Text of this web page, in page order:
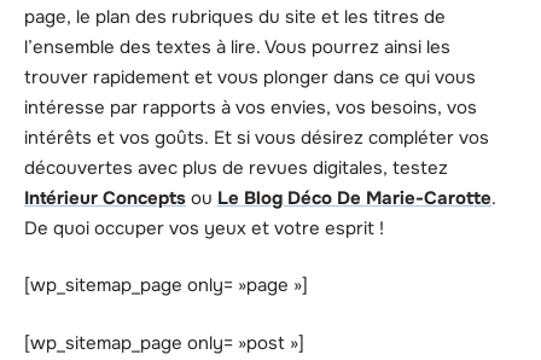
page, le plan des rubriques du site et les titres de
l’ensemble des textes à lire. Vous pourrez ainsi les
trouver rapidement et vous plonger dans ce qui vous
intéresse par rapports à vos envies, vos besoins, vos
intérêts et vos goûts. Et si vous désirez compléter vos
découvertes avec plus de revues digitales, testez
Intérieur Concepts ou Le Blog Déco De Marie-Carotte.
De quoi occuper vos yeux et votre esprit !
[wp_sitemap_page only= »page »]
[wp_sitemap_page only= »post »]